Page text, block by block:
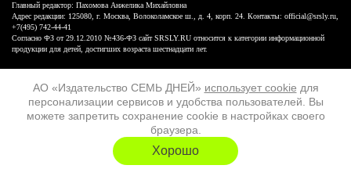
АО «Издательство СЕМЬ ДНЕЙ» использует cookie для
персонализации сервисов и удобства пользователей. Вы
можете запретить сохранение cookie в настройках своего
браузера.
Хорошо
16+
Главный редактор: Пахомова Анжелика Михайловна
Адрес редакции: 125080, г. Москва, Волоколамское ш., д. 4, корп. 24. Контакты: official@srsly.ru,
+7(495) 742-44-41
Согласно ФЗ от 29.12.2010 №436-ФЗ сайт SRSLY.RU относится к категории информационной
продукции для детей, достигших возраста шестнадцати лет.
ХОЧУ ЕЩЁ